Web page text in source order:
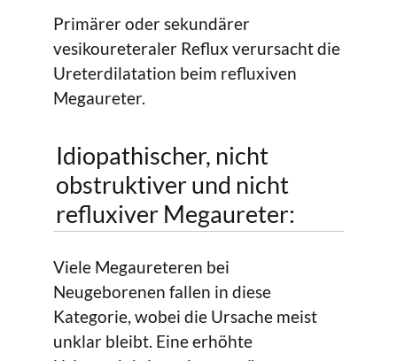
Primärer oder sekundärer
vesikoureteraler Reflux verursacht die
Ureterdilatation beim refluxiven
Megaureter.
Idiopathischer, nicht
obstruktiver und nicht
refluxiver Megaureter:
Viele Megaureteren bei
Neugeborenen fallen in diese
Kategorie, wobei die Ursache meist
unklar bleibt. Eine erhöhte